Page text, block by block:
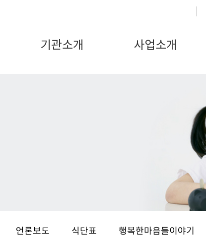
기관소개 사업소개
언론보도 식단표 행복한마음들이야기